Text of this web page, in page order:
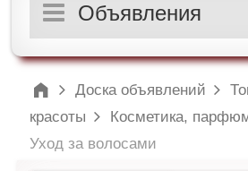
Объявления
Доска объявлений
красоты
Косметика,
Уход за волосами